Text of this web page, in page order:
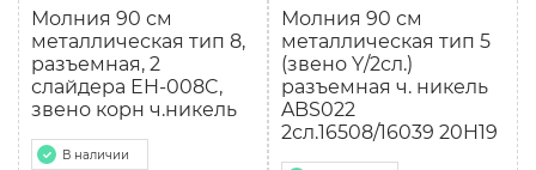
Молния 90 см
мeталлическая тип 8,
разъемная, 2
слайдера EH-008C,
звено корн ч.никель
В наличии
Молния 90 см
мeталлическая тип 5
(звено Y/2cл.)
разъемная ч. никель
ABS022
2сл.16508/16039 20H19